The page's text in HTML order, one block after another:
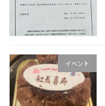
イベント